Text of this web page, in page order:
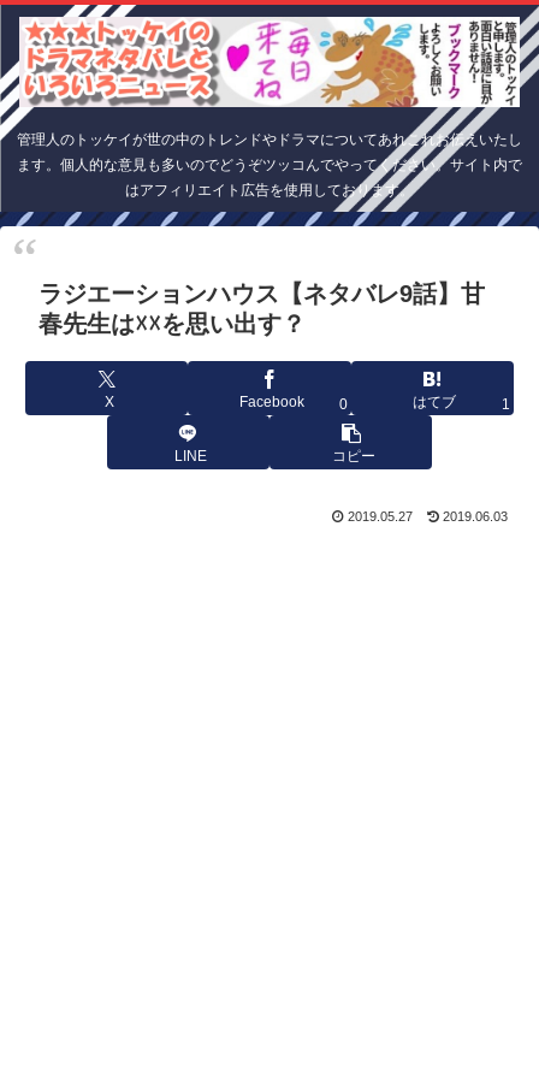
管理人のトッケイが世の中のトレンドやドラマについてあれこれお伝えいたし
ます。個人的な意見も多いのでどうぞツッコんでやってください。サイト内で
はアフィリエイト広告を使用しております。
ラジエーションハウス【ネタバレ9話】甘
春先生は☓☓を思い出す？
X Facebook 0 はてブ 1
LINE コピー
2019.05.27 2019.06.03